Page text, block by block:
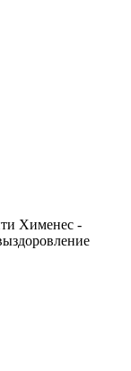
Хименес -